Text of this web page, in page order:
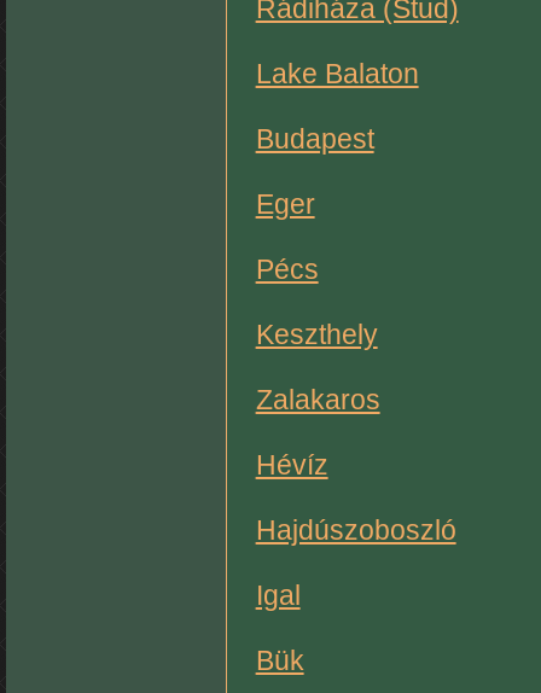
Rádiháza (Stud)
Lake Balaton
Budapest
Eger
Pécs
Keszthely
Zalakaros
Hévíz
Hajdúszoboszló
Igal
Bük